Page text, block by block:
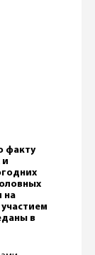
факту
и
на
в